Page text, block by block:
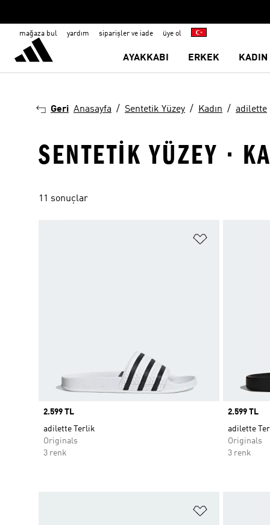
mağaza bul yardım siparişler ve iade üye ol
AYAKKABI ERKEK KADIN
Geri Anasayfa Sentetik Yüzey Kadın adilette
SENTETIK YÜZEY ·
11 sonuçlar
Price
2.599 TL
adilette Terlik
Originals
3 renk
Price
2.599 TL
adilette
Originals
3 renk